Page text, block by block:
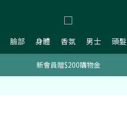
臉部 身體 香氛 男士 頭髮
新會員贈$200購物金
新會員贈$200購物金